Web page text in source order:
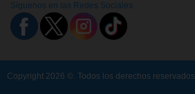
Síguenos en las Redes Sociales
Copyright 2026 ©. Todos los derechos reservados